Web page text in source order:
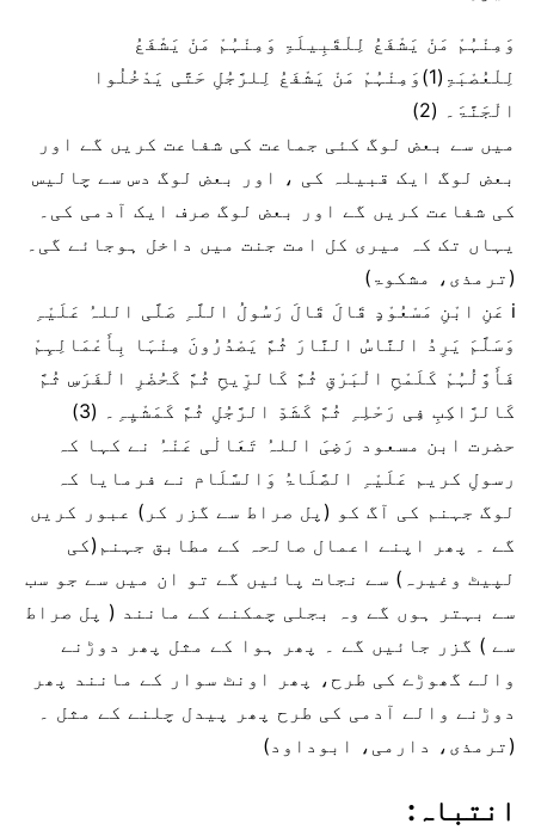
وَمِنْہُمْ مَنْ یَشْفَعُ لِلْقَبِیلَۃِ وَمِنْہُمْ مَنْ یَشْفَعُ
لِلْعُصْبَۃِ(1)وَمِنْہُمْ مَنْ یَشْفَعُ لِلرَّجُلِ حَتَّی یَدْخُلُوا
الْجَنَّۃَ۔ (2)
میں سے بعض لوگ کئی جماعت کی شفاعت کریں گے اور
بعض لوگ ایک قبیلہ کی ، اور بعض لوگ دس سے چالیس
کی شفاعت کریں گے اور بعض لوگ صرف ایک آدمی کی۔
یہاں تک کہ میری کل امت جنت میں داخل ہوجائے گی۔
(ترمذی، مشکوۃ)
i عَنِ ابْنِ مَسْعُوْدٍ قَالَ قَالَ رَسُولُ اللَّہِ صَلَّی اللہُ عَلَیْہِ
وَسَلَّمَ یَرِدُ النَّاسُ النَّارَ ثُمَّ یَصْدُرُونَ مِنْہَا بِأَعْمَالِہِمْ
فَأَوَّلُہُمْ کَلَمْحِ الْبَرْقِ ثُمَّ کَالرِّیحِ ثُمَّ کَحُضْرِ الْفَرَسِ ثُمَّ
کَالرَّاکِبِ فِی رَحْلِہِ ثُمَّ کَشَدِّ الرَّجُلِ ثُمَّ کَمَشْیِہِ۔ (3)
حضرت ابن مسعود رَضِیَ اللہُ تَعَالٰی عَنْہُ نے کہا کہ
رسولِ کریم عَلَیْہِ الصَّلَاۃُ وَالسَّلَام نے فرمایا کہ
لوگ جہنم کی آگ کو (پل صراط سے گزر کر) عبور کریں
گے ۔ پھر اپنے اعمال صالحہ کے مطابق جہنم(کی
لپیٹ وغیرہ) سے نجات پائیں گے تو ان میں سے جو سب
سے بہتر ہوں گے وہ بجلی چمکنے کے مانند ( پل صراط
سے ) گزر جائیں گے ۔ پھر ہوا کے مثل پھر دوڑنے
والے گھوڑے کی طرح، پھر اونٹ سوار کے مانند پھر
دوڑنے والے آدمی کی طرح پھر پیدل چلنے کے مثل ۔
(ترمذی، دارمی، ابوداود)
انتباہ: